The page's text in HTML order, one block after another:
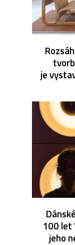
je
100 let
jeho